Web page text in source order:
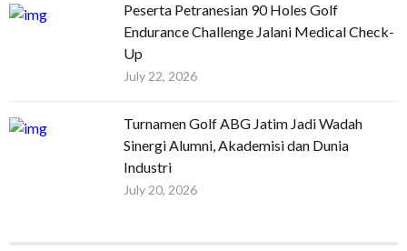
Peserta Petranesian 90 Holes Golf
Endurance Challenge Jalani Medical Check-
Up
July 22, 2026
Turnamen Golf ABG Jatim Jadi Wadah
Sinergi Alumni, Akademisi dan Dunia
Industri
July 20, 2026